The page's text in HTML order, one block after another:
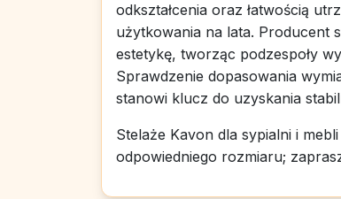
odkształcenia oraz łatwością
użytkowania na lata. Producent
estetykę, tworząc podzespoły
Sprawdzenie dopasowania
stanowi klucz do uzyskania
Stelaże Kavon dla sypialni i
odpowiedniego rozmiaru;